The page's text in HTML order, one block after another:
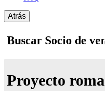
Atrás
Buscar Socio de
Proyecto